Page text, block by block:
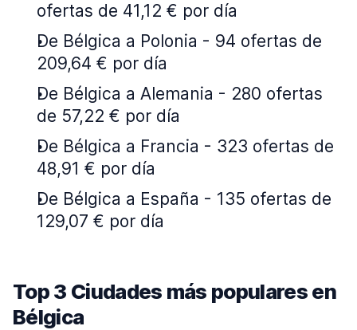
ofertas de 41,12 € por día
De Bélgica a Polonia - 94 ofertas de
209,64 € por día
De Bélgica a Alemania - 280 ofertas
de 57,22 € por día
De Bélgica a Francia - 323 ofertas de
48,91 € por día
De Bélgica a España - 135 ofertas de
129,07 € por día
Top 3 Ciudades más populares en
Bélgica